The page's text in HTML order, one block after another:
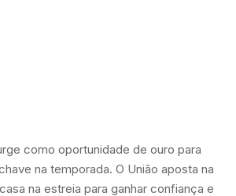
como oportunidade de ouro para
na temporada. O União aposta na
na estreia para ganhar confiança e